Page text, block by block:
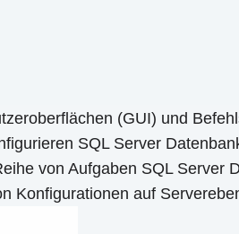
(GUI) und
SQL Server
von Aufgaben SQL Server
Konfigurationen auf